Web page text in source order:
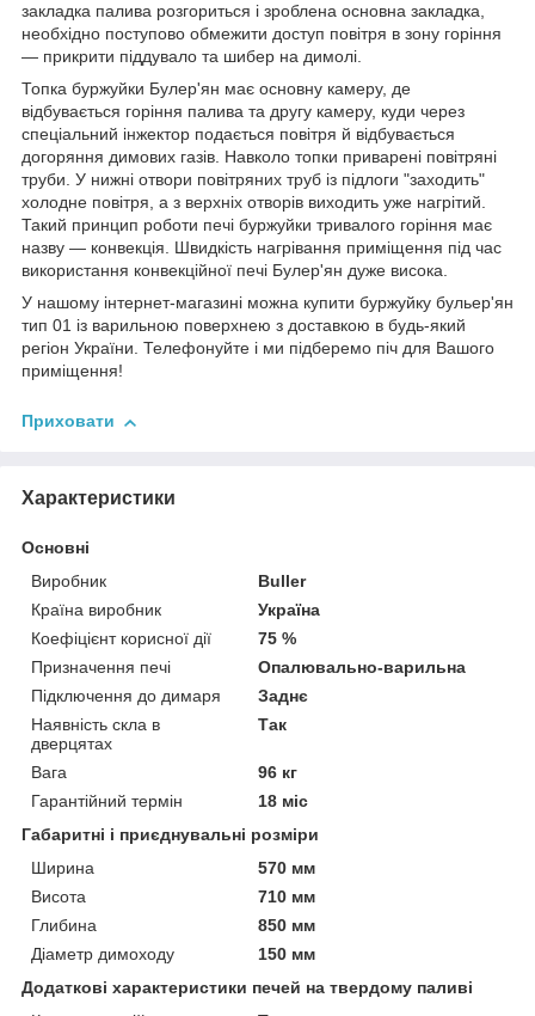
закладка палива розгориться і зроблена основна закладка,
необхідно поступово обмежити доступ повітря в зону горіння
— прикрити піддувало та шибер на димолі.
Топка буржуйки Булер'ян має основну камеру, де
відбувається горіння палива та другу камеру, куди через
спеціальний інжектор подається повітря й відбувається
догоряння димових газів. Навколо топки приварені повітряні
труби. У нижні отвори повітряних труб із підлоги "заходить"
холодне повітря, а з верхніх отворів виходить уже нагрітий.
Такий принцип роботи печі буржуйки тривалого горіння має
назву — конвекція. Швидкість нагрівання приміщення під час
використання конвекційної печі Булер'ян дуже висока.
У нашому інтернет-магазині можна купити буржуйку бульер'ян
тип 01 із варильною поверхнею з доставкою в будь-який
регіон України. Телефонуйте і ми підберемо піч для Вашого
приміщення!
Приховати
Характеристики
Основні
Виробник
Buller
Країна виробник
Україна
Коефіцієнт корисної дії
75 %
Призначення печі
Опалювально-варильна
Підключення до димаря
Заднє
Наявність скла в
дверцятах
Так
Вага
96 кг
Гарантійний термін
18 міс
Габаритні і приєднувальні розміри
Ширина
570 мм
Висота
710 мм
Глибина
850 мм
Діаметр димоходу
150 мм
Додаткові характеристики печей на твердому паливі